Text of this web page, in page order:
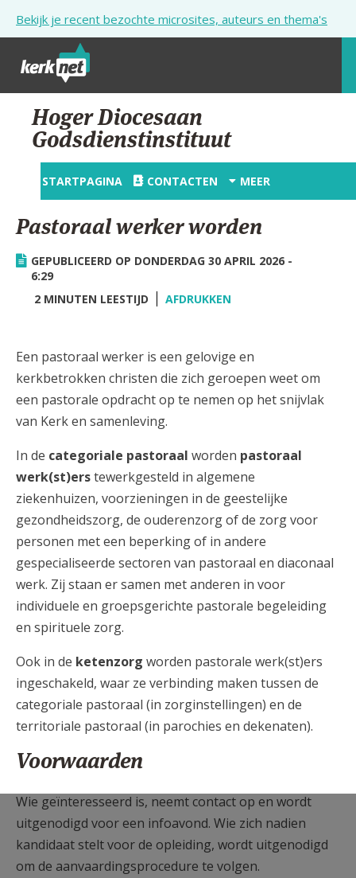
Bekijk je recent bezochte microsites, auteurs en thema's
STARTPAGINA
KERK
VIERINGEN
HULP
STARTPAGINA PORTAAL
AANMELDEN OF REGISTREREN
Hoger Diocesaan
Godsdienstinstituut
STARTPAGINA CONTACTEN MEER
Pastoraal werker worden
GEPUBLICEERD OP DONDERDAG 30 APRIL 2026 -
6:29
2 MINUTEN LEESTIJD
AFDRUKKEN
Een pastoraal werker is een gelovige en
kerkbetrokken christen die zich geroepen weet om
een pastorale opdracht op te nemen op het snijvlak
van Kerk en samenleving.
In de categoriale pastoraal worden pastoraal
werk(st)erstewerkgesteld in algemene
ziekenhuizen, voorzieningen in de geestelijke
gezondheidszorg, de ouderenzorg of de zorg voor
personen met een beperking of in andere
gespecialiseerde sectoren van pastoraal en diaconaal
werk. Zij staan er samen met anderen in voor
individuele en groepsgerichte pastorale begeleiding
en spirituele zorg.
Ook in de ketenzorg worden pastorale werk(st)ers
ingeschakeld, waar ze verbinding maken tussen de
categoriale pastoraal (in zorginstellingen) en de
territoriale pastoraal (in parochies en dekenaten).
Voorwaarden
Wie geïnteresseerd is, neemt contact op en wordt
uitgenodigd voor een infoavond. Wie zich nadien
kandidaat stelt voor de opleiding, wordt uitgenodigd
om de aanvaardingsprocedure te volgen.